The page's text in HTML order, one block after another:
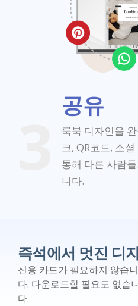
공유
룩북 디자인을
크, QR코드, 소
통해 다른 사람
니다.
즉석에서 멋진 디
신용 카드가 필요하지 않습
다. 다운로드할 필요도 없습
다.